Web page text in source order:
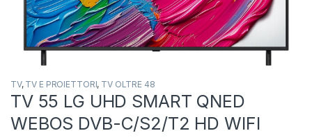
TV, TV E PROIETTORI, TV OLTRE 48
TV 55 LG UHD SMART QNED
WEBOS DVB-C/S2/T2 HD WIFI